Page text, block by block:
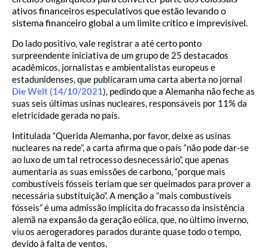
ativos financeiros especulativos que estão levando o
sistema financeiro global a um limite crítico e imprevisível.
Do lado positivo, vale registrar a até certo ponto
surpreendente iniciativa de um grupo de 25 destacados
acadêmicos, jornalistas e ambientalistas europeus e
estadunidenses, que publicaram uma carta aberta no jornal
Die Welt (14/10/2021), pedindo que a Alemanha não feche as
suas seis últimas usinas nucleares, responsáveis por 11% da
eletricidade gerada no país.
Intitulada “Querida Alemanha, por favor, deixe as usinas
nucleares na rede”, a carta afirma que o país “não pode dar-se
ao luxo de um tal retrocesso desnecessário”, que apenas
aumentaria as suas emissões de carbono, “porque mais
combustíveis fósseis teriam que ser queimados para prover a
necessária substituição”. A menção a “mais combustíveis
fósseis” é uma admissão implícita do fracasso da insistência
alemã na expansão da geração eólica, que, no último inverno,
viu os aerogeradores parados durante quase todo o tempo,
devido à falta de ventos.